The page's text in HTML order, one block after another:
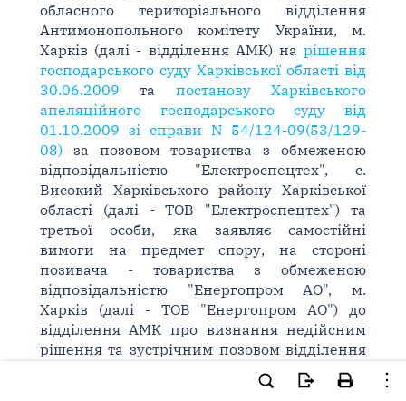
обласного територіального відділення
Антимонопольного комітету України, м.
Харків (далі - відділення АМК) нарішення
господарського суду Харківської області від
30.06.2009 та постанову Харківського
апеляційного господарського суду від
01.10.2009 зі справи N 54/124-09(53/129-
08)за позовом товариства з обмеженою
відповідальністю "Електроспецтех", с.
Високий Харківського району Харківської
області (далі - ТОВ "Електроспецтех") та
третьої особи, яка заявляє самостійні
вимоги на предмет спору, на стороні
позивача - товариства з обмеженою
відповідальністю "Енергопром АО", м.
Харків (далі - ТОВ "Енергопром АО") до
відділення АМК про визнання недійсним
рішення та зустрічним позовом відділення
АМК до ТОВ "Електроспецтех" та ТОВ
"Енергопром АО" про стягнення штрафу.